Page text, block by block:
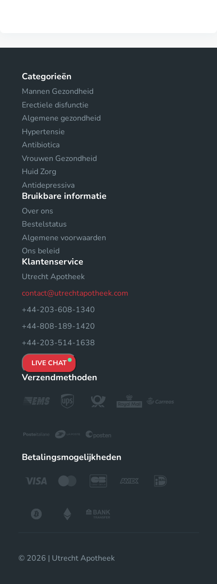
Categorieën
Mannen Gezondheid
Erectiele disfunctie
Algemene gezondheid
Hypertensie
Antibiotica
Vrouwen Gezondheid
Huid Zorg
Antidepressiva
Bruikbare informatie
Over ons
Bestelstatus
Algemene voorwaarden
Ons beleid
Klantenservice
Utrecht Apotheek
contact@utrechtapotheek.com
+44-203-608-1340
+44-808-189-1420
+44-203-514-1638
LIVE CHAT
Verzendmethoden
Betalingsmogelijkheden
© 2026 | Utrecht Apotheek